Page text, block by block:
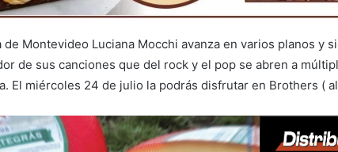
de Montevideo Luciana Mocchi avanza en varios planos y
de sus canciones que del rock y el pop se abren a
El miércoles 24 de julio la podrás disfrutar en Brothers (